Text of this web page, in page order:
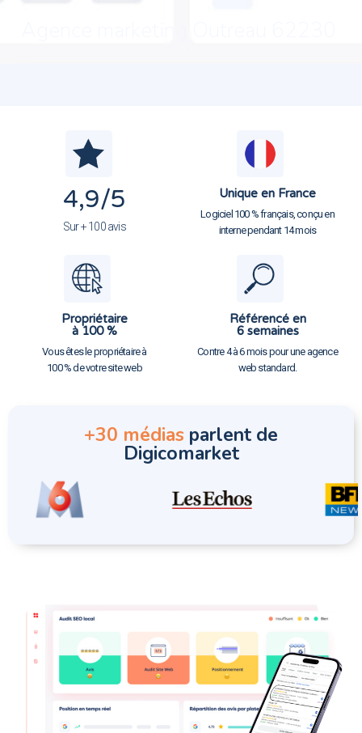
4,9/5
Sur + 100 avis
Unique en France
Logiciel 100 % français, conçu en
interne pendant 14 mois
Propriétaire
à 100 %
Vous êtes le propriétaire à
100 % de votre site web
Référencé en
6 semaines
Contre 4 à 6 mois pour une agence
web standard.
+30 médias parlent de
Digicomarket